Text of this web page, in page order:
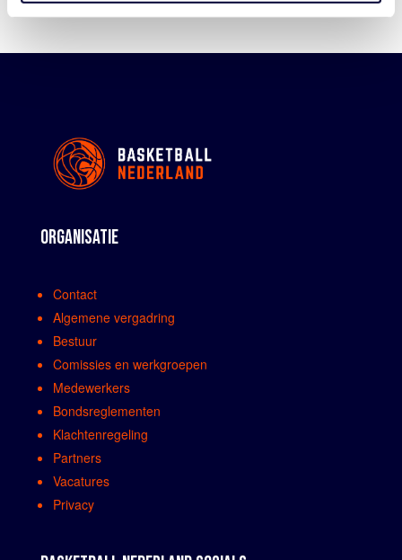
ORGANISATIE
Contact
Algemene vergadring
Bestuur
Comissies en werkgroepen
Medewerkers
Bondsreglementen
Klachtenregeling
Partners
Vacatures
Privacy